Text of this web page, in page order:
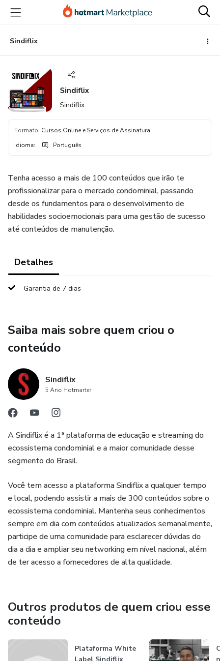
para
conteúdo
principal
para
pagamento
para
rodapé
Sindiflix
Sindiflix
Sindiflix
Formato: Cursos Online e Serviços de Assinatura
Idioma: Português
Tenha acesso a mais de 100 conteúdos que irão te
profissionalizar para o mercado condominial, passando
desde os fundamentos para o desenvolvimento de
habilidades socioemocionais para uma gestão de sucesso
até conteúdos de manutenção.
Detalhes
Garantia de 7 dias
Saiba mais sobre quem criou o
conteúdo
Sindiflix
5 Ano Hotmarter
A Sindiflix é a 1ª plataforma de educação e streaming do
ecossistema condominial e a maior comunidade desse
segmento do Brasil.
Você tem acesso a plataforma Sindiflix a qualquer tempo
e local, podendo assistir a mais de 300 conteúdos sobre o
ecossistema condominial. Mantenha seus conhecimentos
sempre em dia com conteúdos atualizados semanalmente,
participe de uma comunidade para esclarecer dúvidas do
dia a dia e ampliar seu networking em nível nacional, além
de ter acesso a fornecedores de alta qualidade.
Outros produtos de quem criou esse
conteúdo
Plataforma White